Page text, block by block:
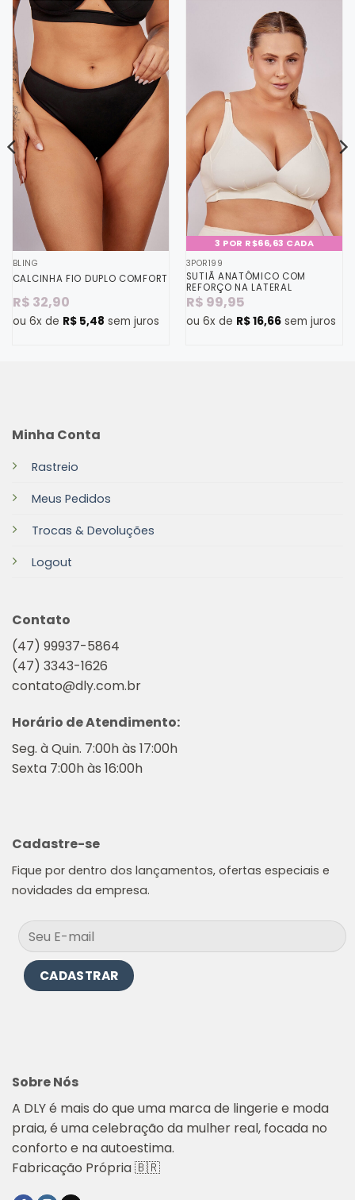
BLING
CALCINHA FIO DUPLO COMFORT
R$ 32,90
ou 6x de R$5,48 sem juros
3 POR R$66,63 CADA
3POR199
SUTIÃ ANATÔMICO COM
REFORÇO NA LATERAL
R$ 99,95
ou 6x de R$16,66sem juros
Sobre Nós
A DLY é mais do que uma marca de lingerie e moda
praia, é uma celebração da mulher real, focada no
conforto e na autoestima.
Fabricação Própria 🇧🇷
Minha Conta
Rastreio
Meus Pedidos
Trocas & Devoluções
Logout
Contato
(47) 99937-5864
(47) 3343-1626
contato@dly.com.br
Horário de Atendimento:
Seg. à Quin. 7:00h às 17:00h
Sexta 7:00h às 16:00h
Cadastre-se
Fique por dentro dos lançamentos, ofertas especiais e
novidades da empresa.